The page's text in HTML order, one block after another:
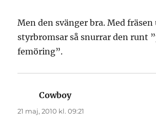
Men den svänger bra. Med
styrbromsar så snurrar den runt
femöring”.
Cowboyskriver:
21 maj, 2010 kl. 09:21